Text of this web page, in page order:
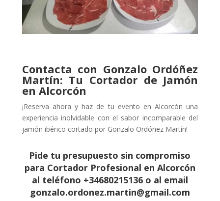
Contacta con Gonzalo Ordóñez
Martín: Tu Cortador de Jamón
en Alcorcón
¡Reserva ahora y haz de tu evento en Alcorcón una
experiencia inolvidable con el sabor incomparable del
jamón ibérico cortado por Gonzalo Ordóñez Martín!
Pide tu presupuesto sin compromiso
para Cortador Profesional en Alcorcón
al teléfono +34680215136 o al email
gonzalo.ordonez.martin@gmail.com